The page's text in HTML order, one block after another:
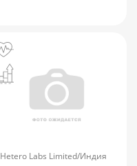
Hetero Labs Limited/Индия